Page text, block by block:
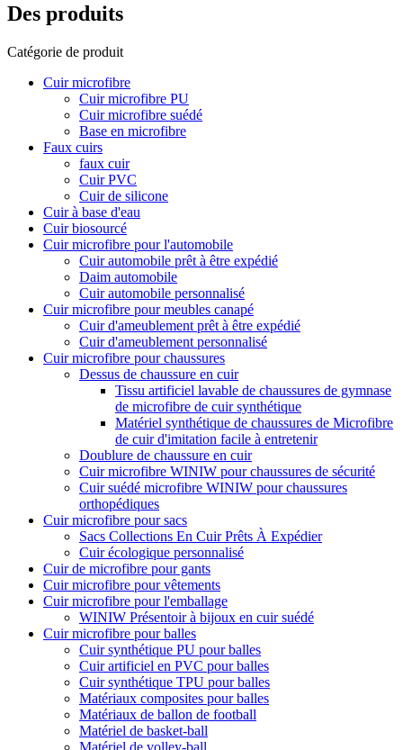
Des produits
Catégorie de produit
Cuir microfibre
Cuir microfibre PU
Cuir microfibre suédé
Base en microfibre
Faux cuirs
faux cuir
Cuir PVC
Cuir de silicone
Cuir à base d'eau
Cuir biosourcé
Cuir microfibre pour l'automobile
Cuir automobile prêt à être expédié
Daim automobile
Cuir automobile personnalisé
Cuir microfibre pour meubles canapé
Cuir d'ameublement prêt à être expédié
Cuir d'ameublement personnalisé
Cuir microfibre pour chaussures
Dessus de chaussure en cuir
Tissu artificiel lavable de chaussures de gymnase
de microfibre de cuir synthétique
Matériel synthétique de chaussures de Microfibre
de cuir d'imitation facile à entretenir
Doublure de chaussure en cuir
Cuir microfibre WINIW pour chaussures de sécurité
Cuir suédé microfibre WINIW pour chaussures
orthopédiques
Cuir microfibre pour sacs
Sacs Collections En Cuir Prêts À Expédier
Cuir écologique personnalisé
Cuir de microfibre pour gants
Cuir microfibre pour vêtements
Cuir microfibre pour l'emballage
WINIW Présentoir à bijoux en cuir suédé
Cuir microfibre pour balles
Cuir synthétique PU pour balles
Cuir artificiel en PVC pour balles
Cuir synthétique TPU pour balles
Matériaux composites pour balles
Matériaux de ballon de football
Matériel de basket-ball
Matériel de volley-ball